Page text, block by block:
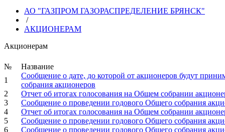
АО "ГАЗПРОМ ГАЗОРАСПРЕДЕЛЕНИЕ БРЯНСК"
/
АКЦИОНЕРАМ
Акционерам
№
Название
1
Сообщение о дате, до которой от акционеров будут
собрания акционеров
2
Отчет об итогах голосования на Общем собрании
3
Сообщение о проведении годового Общего собрания
4
Отчет об итогах голосования на Общем собрании
5
Сообщение о проведении годового Общего собрания
6
Сообщение о проведении годового Общего собрания